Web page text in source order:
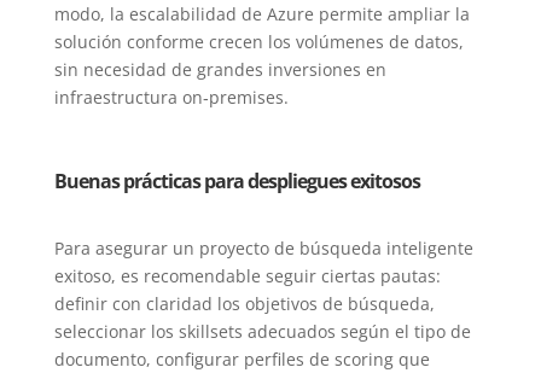
modo, la escalabilidad de Azure permite ampliar la
solución conforme crecen los volúmenes de datos,
sin necesidad de grandes inversiones en
infraestructura on‑premises.
Buenas prácticas para despliegues exitosos
Para asegurar un proyecto de búsqueda inteligente
exitoso, es recomendable seguir ciertas pautas:
definir con claridad los objetivos de búsqueda,
seleccionar los skillsets adecuados según el tipo de
documento, configurar perfiles de scoring que